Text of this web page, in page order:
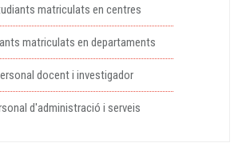
matriculats en centres
matriculats en departaments
docent i investigador
d'administració i serveis